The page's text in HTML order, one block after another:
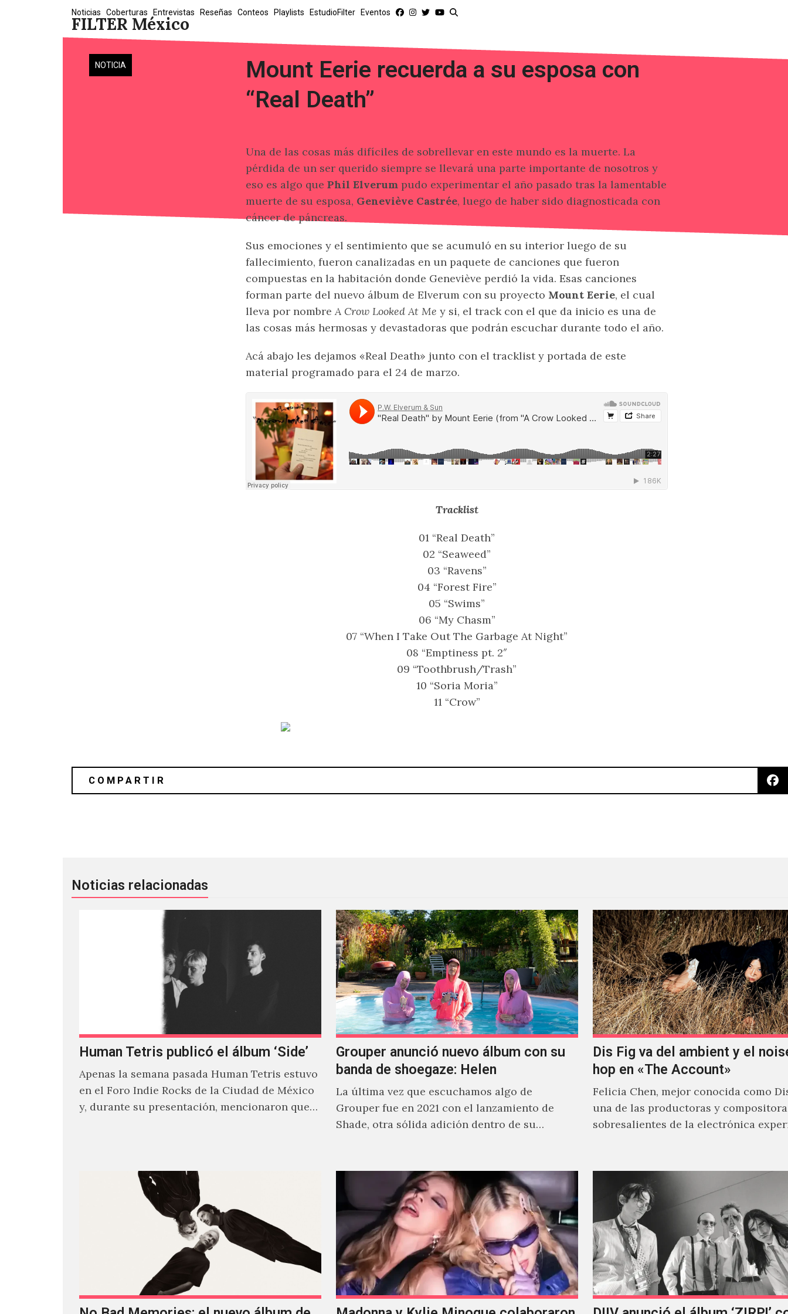
FILTER México
Noticias Coberturas Entrevistas Reseñas Conteos Playlists EstudioFilter Eventos
NOTICIA
Mount Eerie recuerda a su esposa con
“Real Death”
Una de las cosas más difíciles de sobrellevar en este mundo es la muerte. La
pérdida de un ser querido siempre se llevará una parte importante de nosotros y
eso es algo que Phil Elverum pudo experimentar el año pasado tras la lamentable
muerte de su esposa, Geneviève Castrée, luego de haber sido diagnosticada con
cáncer de páncreas.
Sus emociones y el sentimiento que se acumuló en su interior luego de su
fallecimiento, fueron canalizadas en un paquete de canciones que fueron
compuestas en la habitación donde Geneviève perdió la vida. Esas canciones
forman parte del nuevo álbum de Elverum con su proyecto Mount Eerie, el cual
lleva por nombreA Crow Looked At Me y si, el track con el que da inicio es una de
las cosas más hermosas y devastadoras que podrán escuchar durante todo el año.
Acá abajo les dejamos «Real Death» junto con el tracklist y portada de este
material programado para el 24 de marzo.
Tracklist
01 “Real Death”
02 “Seaweed”
03 “Ravens”
04 “Forest Fire”
05 “Swims”
06 “My Chasm”
07 “When I Take Out The Garbage At Night”
08 “Emptiness pt. 2″
09 “Toothbrush/Trash”
10 “Soria Moria”
11 “Crow”
Noticias relacionadas
Human Tetris publicó el álbum ‘Side’
Apenas la semana pasada Human Tetris estuvo
en el Foro Indie Rocks de la Ciudad de México
y, durante su presentación, mencionaron que
Grouper anunció nuevo álbum con su
banda de shoegaze: Helen
La última vez que escuchamos algo de
Grouper fue en 2021 con el lanzamiento de
Shade, otra sólida adición dentro de su
Dis Fig va del ambient y el
hop en «The Account»
Felicia Chen, mejor conocida como
una de las productoras y
sobresalientes de la electrónica